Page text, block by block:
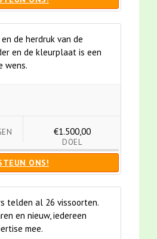
de herdruk van de
en de kleurplaat is een
wens.
€1.500,00
DOEL
ONS!
telden al 26 vissoorten.
en nieuw, iedereen
mee.